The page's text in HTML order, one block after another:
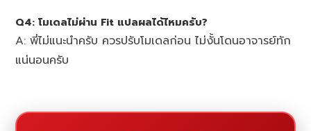
Q4: โมเดลไม่ผ่าน Fit แปลผลได้ไหมครับ?
A: พี่ไม่แนะนำครับ ควรปรับโมเดลก่อน ไม่งั้นโดนอาจารย์ทัก
แน่นอนครับ